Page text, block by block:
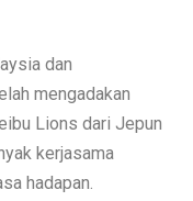
dan
mengadakan
Lions dari Jepun
kerjasama
hadapan.